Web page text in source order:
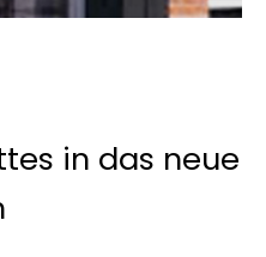
in das neue